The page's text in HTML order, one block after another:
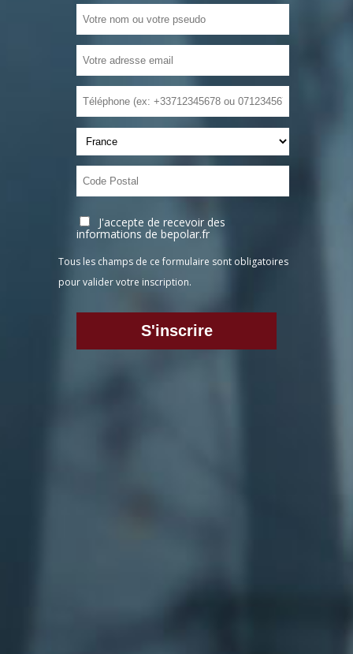
J'accepte de recevoir des
informations de bepolar.fr
Tous les champs de ce formulaire sont obligatoires
pour valider votre inscription.